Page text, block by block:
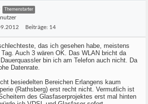
Themenstarter
Beiträge: 14
das ich gesehen habe, meistens
Auch 3 wären OK. Das WLAN bricht da
bin ich am Telefon auch nicht. Da
Datenrate.
besiedelten Bereichen Erlangens kaum
(Rathsberg) erst recht nicht. Vermutlich ist
des Glasfaserprojektes erst mal hinten